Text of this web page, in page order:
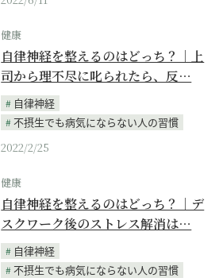
健康
自律神経を整えるのはどっち？｜上
司から理不尽に叱られたら、反…
自律神経
不摂生でも病気にならない人の習慣
2022/2/25
健康
自律神経を整えるのはどっち？｜デ
スクワーク後のストレス解消は…
自律神経
不摂生でも病気にならない人の習慣